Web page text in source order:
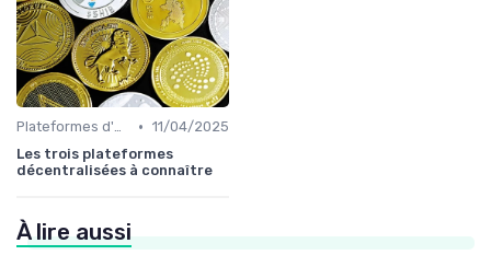
Plateformes d'échange et portefeuilles • 11/04/2025
Les trois plateformes
décentralisées à connaître
À lire aussi